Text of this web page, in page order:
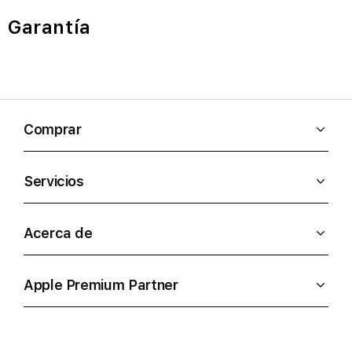
Garantía
Comprar
Servicios
Acerca de
Apple Premium Partner